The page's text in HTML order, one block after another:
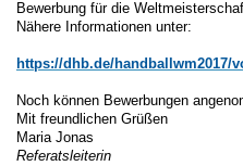
Bewerbung für die
Nähere Informationen unter:
https://dhb.de/handballwm2017/
Noch können Bewerbungen
Mit freundlichen Grüßen
Maria Jonas
Referatsleiterin